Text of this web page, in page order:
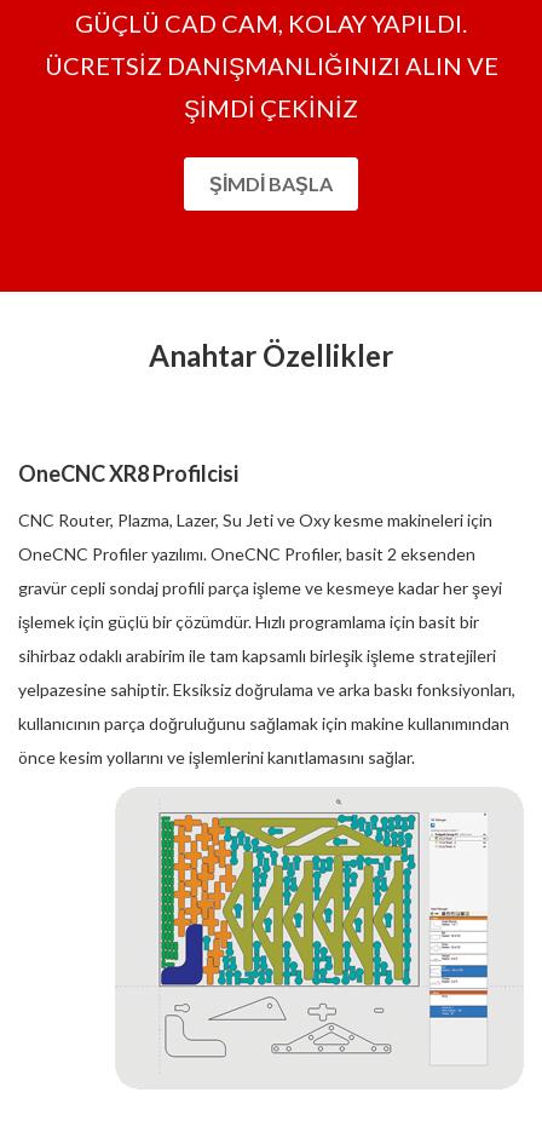
GÜÇLÜ CAD CAM, KOLAY YAPILDI.
ÜCRETSİZ DANIŞMANLIĞINIZI ALIN VE
ŞİMDİ ÇEKİNİZ
ŞIMDI BAŞLA
Anahtar Özellikler
OneCNC XR8 Profilcisi
CNC Router, Plazma, Lazer, Su Jeti ve Oxy kesme makineleri için
OneCNC Profiler yazılımı. OneCNC Profiler, basit 2 eksenden
gravür cepli sondaj profili parça işleme ve kesmeye kadar her şeyi
işlemek için güçlü bir çözümdür. Hızlı programlama için basit bir
sihirbaz odaklı arabirim ile tam kapsamlı birleşik işleme stratejileri
yelpazesine sahiptir. Eksiksiz doğrulama ve arka baskı fonksiyonları,
kullanıcının parça doğruluğunu sağlamak için makine kullanımından
önce kesim yollarını ve işlemlerini kanıtlamasını sağlar.